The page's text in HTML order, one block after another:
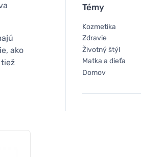
ako
Témy
Kozmetika
Zdravie
Životný štýl
Matka a dieťa
Domov